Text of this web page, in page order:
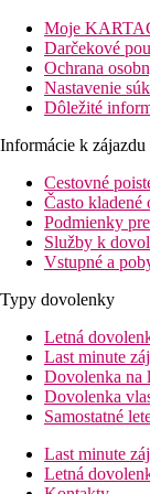
tiež veľké
historických
Vzdialenosť
pláže: 0
centrá: 2
Popis izby
Dvojlôžková
TV/SAT
Wi-Fi
minibar
trezor
balkón
Ostatné typy
Moje
Darčekové
Ochrana
Nastavenie
Dôležité
Informácie k zájazdu
Cestovné
Často kladené
Podmienky
Služby k
Vstupné a
Typy dovolenky
Letná
Last minute
Dovolenka na
Dovolenka
Samostatné
Last minute
Letná